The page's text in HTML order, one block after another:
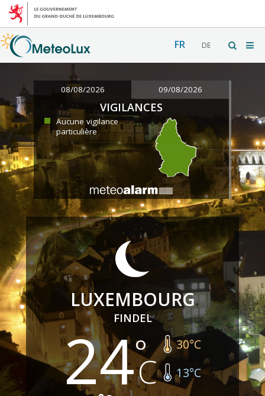
FR DE
08/08/2026 09/08/2026
VIGILANCES
Aucune vigilance
particulière
LUXEMBOURG
FINDEL
24 30°C
13°C